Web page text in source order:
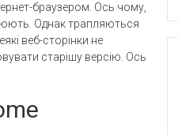
браузером. Ось чому,
Однак трапляються
веб-сторінки не
старішу версію. Ось